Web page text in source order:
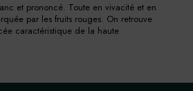
et prononcé. Toute en vivacité et en
par les fruits rouges. On retrouve
caractéristique de la haute